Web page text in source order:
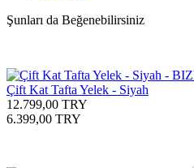
Şunları da Beğenebilirsiniz
Çift Kat Tafta Yelek - Siyah
12.799,00 TRY
6.399,00 TRY